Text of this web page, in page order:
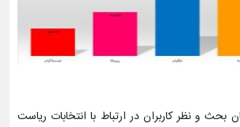
و نظر کاربران در ارتباط با انتخابات ریاست